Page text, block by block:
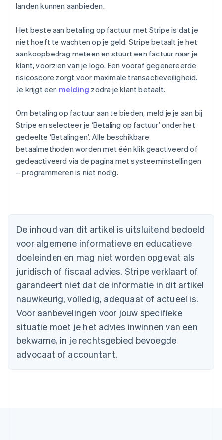
landen kunnen aanbieden.
Het beste aan betaling op factuur met Stripe is dat je
niet hoeft te wachten op je geld. Stripe betaalt je het
aankoopbedrag meteen en stuurt een factuur naar je
klant, voorzien van je logo. Een vooraf gegenereerde
risicoscore zorgt voor maximale transactieveiligheid.
Je krijgt een melding zodra je klant betaalt.
Om betaling op factuur aan te bieden, meld je je aan bij
Stripe en selecteer je ‘Betaling op factuur’ onder het
gedeelte ‘Betalingen’. Alle beschikbare
betaalmethoden worden met één klik geactiveerd of
gedeactiveerd via de pagina met systeeminstellingen
– programmeren is niet nodig.
De inhoud van dit artikel is uitsluitend bedoeld
voor algemene informatieve en educatieve
doeleinden en mag niet worden opgevat als
juridisch of fiscaal advies. Stripe verklaart of
garandeert niet dat de informatie in dit artikel
nauwkeurig, volledig, adequaat of actueel is.
Voor aanbevelingen voor jouw specifieke
situatie moet je het advies inwinnen van een
bekwame, in je rechtsgebied bevoegde
advocaat of accountant.
English
Nederlands Français DeutschEnglish
Brazilië
Português
Bulgarije
English
Canada
Cyprus
English
Denemarken
English
Duitsland
DeutschEnglish
English